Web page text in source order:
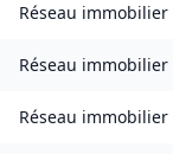
Réseau immobilier
Réseau immobilier
Réseau immobilier